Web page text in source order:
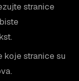
stranice
koje stranice su